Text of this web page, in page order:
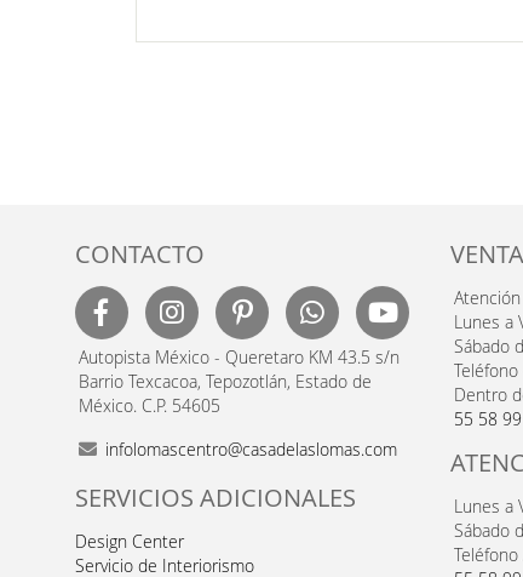
CONTACTO
Autopista México - Queretaro KM 43.5 s/n
Barrio Texcacoa, Tepozotlán, Estado de
México. C.P. 54605
infolomascentro@casadelaslomas.com
SERVICIOS ADICIONALES
Design Center
Servicio de Interiorismo
Lunes a
Sábado
Dentro
55 58
Lunes a
Sábado